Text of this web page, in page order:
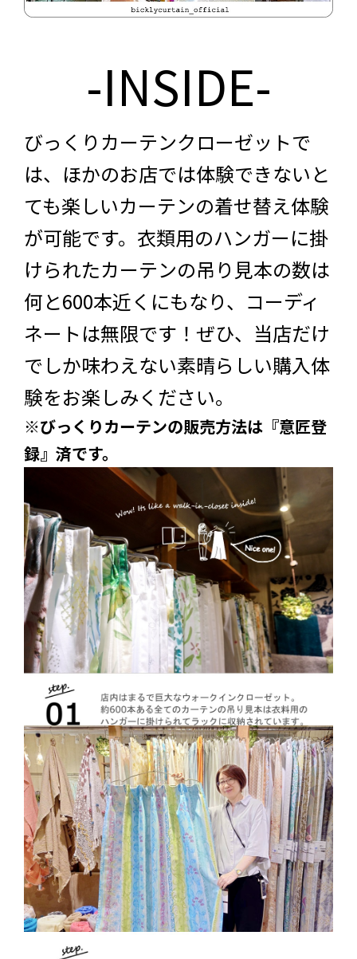
-INSIDE-
びっくりカーテンクローゼットで
は、ほかのお店では体験できないと
ても楽しいカーテンの着せ替え体験
が可能です。衣類用のハンガーに掛
けられたカーテンの吊り見本の数は
何と600本近くにもなり、コーディ
ネートは無限です！ぜひ、当店だけ
でしか味わえない素晴らしい購入体
験をお楽しみください。
※びっくりカーテンの販売方法は『意匠登
録』済です。